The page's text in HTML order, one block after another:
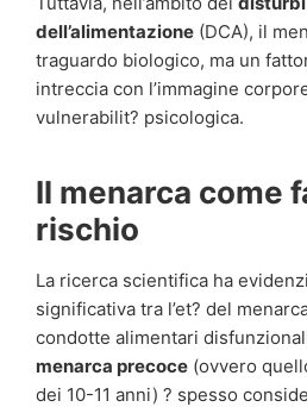
dell’alimentazione (DCA), il
traguardo biologico, ma un
intreccia con l’immagine
vulnerabilit? psicologica.
Il menarca come
rischio
La ricerca scientifica ha
significativa tra l’et? del
condotte alimentari
menarca precoce (ovvero
dei 10-11 anni) ? spesso